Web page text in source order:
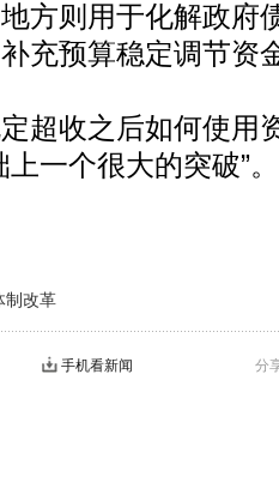
方则用于化解政府
充预算稳定调节资
收之后如何使用
一个很大的突破”。
制改革
分
手机看新闻